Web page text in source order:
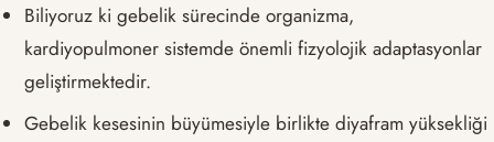
Biliyoruz ki gebelik sürecinde organizma,
kardiyopulmoner sistemde önemli fizyolojik adaptasyonlar
geliştirmektedir.
Gebelik kesesinin büyümesiyle birlikte diyafram yüksekliği